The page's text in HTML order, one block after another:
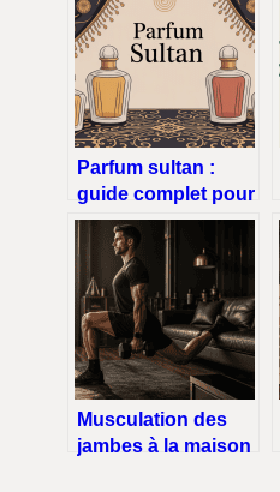
Parfum sultan :
guide complet pour
choisir et porter
cette fragrance
intense
Musculation des
jambes à la maison